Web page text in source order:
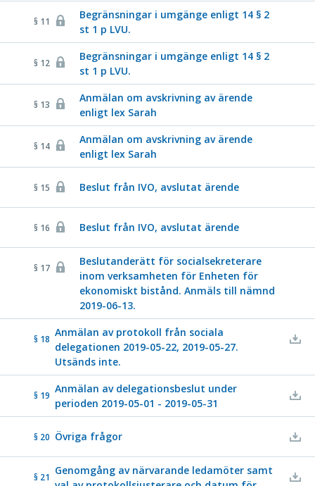
§ 11
Begränsningar i umgänge enligt 14 § 2
st 1 p LVU.
§ 12
Begränsningar i umgänge enligt 14 § 2
st 1 p LVU.
§ 13
Anmälan om avskrivning av ärende
enligt lex Sarah
§ 14
Anmälan om avskrivning av ärende
enligt lex Sarah
§ 15 Beslut från IVO, avslutat ärende
§ 16 Beslut från IVO, avslutat ärende
§ 17
Beslutanderätt för socialsekreterare
inom verksamheten för Enheten för
ekonomiskt bistånd. Anmäls till nämnd
2019-06-13.
§ 18
Anmälan av protokoll från sociala
delegationen 2019-05-22, 2019-05-27.
Utsänds inte.
§ 19
Anmälan av delegationsbeslut under
perioden 2019-05-01 - 2019-05-31
§ 20 Övriga frågor
§ 21
Genomgång av närvarande ledamöter samt